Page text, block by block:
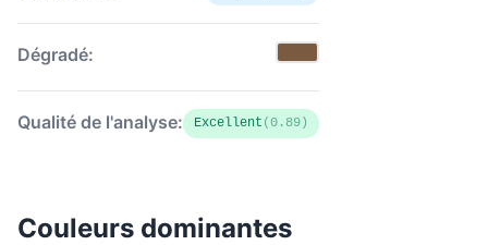
Dégradé:
Qualité de l'analyse: Excellent (0.89)
Couleurs dominantes